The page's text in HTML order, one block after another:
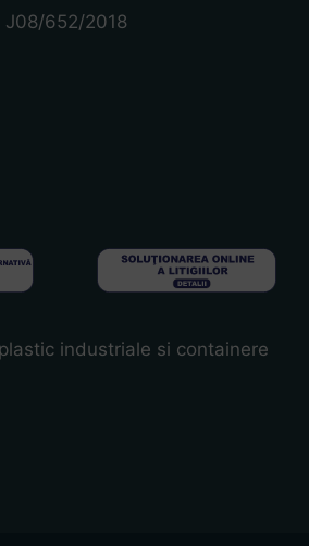
J08/652/2018
industriale si containere